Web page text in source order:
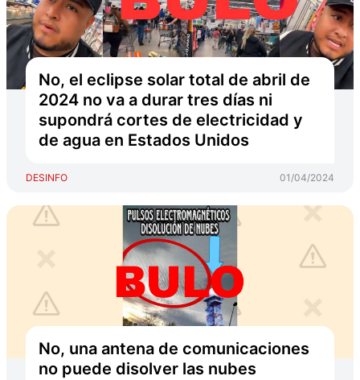
No, el eclipse solar total de abril de
2024 no va a durar tres días ni
supondrá cortes de electricidad y
de agua en Estados Unidos
DESINFO 01/04/2024
No, una antena de comunicaciones
no puede disolver las nubes